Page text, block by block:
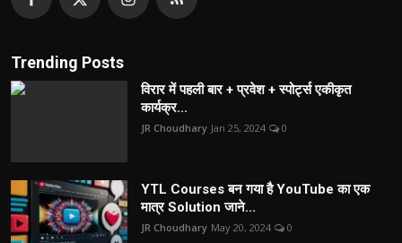
Trending Posts
विरार में पहली बार + प्रवेश + स्पोर्ट्स एकीकृत
कार्यक्र...
JR Choudhary Jan 25, 2024 0
YTL Courses बन गया है YouTube का एक
मात्र Solution जाने...
JR Choudhary May 20, 2024 0